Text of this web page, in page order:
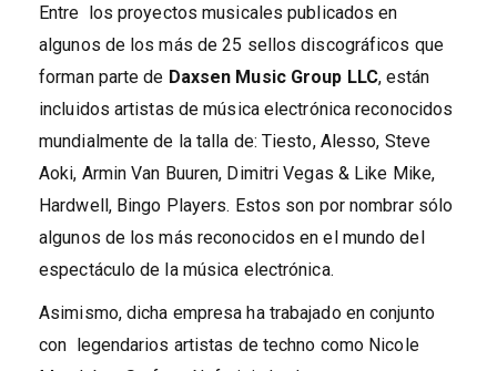
Entre los proyectos musicales publicados en
algunos de los más de 25 sellos discográficos que
forman parte de Daxsen Music Group LLC, están
incluidos artistas de música electrónica reconocidos
mundialmente de la talla de: Tiesto, Alesso, Steve
Aoki, Armin Van Buuren, Dimitri Vegas & Like Mike,
Hardwell, Bingo Players. Estos son por nombrar sólo
algunos de los más reconocidos en el mundo del
espectáculo de la música electrónica.
Asimismo, dicha empresa ha trabajado en conjunto
con legendarios artistas de techno como Nicole